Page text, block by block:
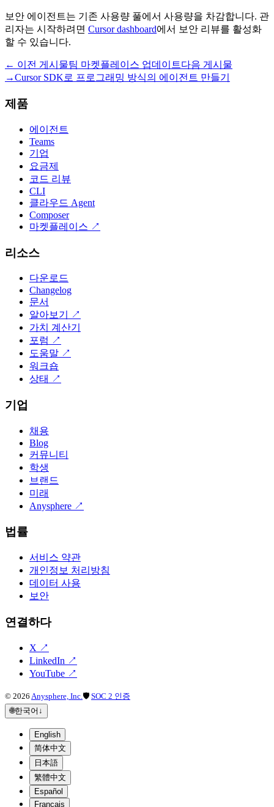
보안 에이전트는 기존 사용량 풀에서 사용량을 차감합니다. 관
리자는 시작하려면 Cursor dashboard에서 보안 리뷰를 활성화
할 수 있습니다.
← 이전 게시물팀 마켓플레이스 업데이트다음 게시물
→Cursor SDK로 프로그래밍 방식의 에이전트 만들기
제품
에이전트
Teams
기업
요금제
코드 리뷰
CLI
클라우드 Agent
Composer
마켓플레이스 ↗
리소스
다운로드
Changelog
문서
알아보기
↗
가치 계산기
포럼 ↗
도움말 ↗
워크숍
상태 ↗
기업
채용
Blog
커뮤니티
학생
브랜드
미래
Anysphere ↗
법률
서비스 약관
개인정보 처리방침
데이터 사용
보안
연결하다
X ↗
LinkedIn ↗
YouTube ↗
© 2026 Anysphere, Inc. 🛡 SOC 2 인증
🌐한국어 ↓
English
简体中文
日本語
繁體中文
Español
Français